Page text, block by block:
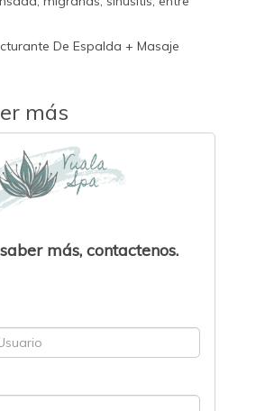
De Espalda + Masaje
más
más, contactenos.